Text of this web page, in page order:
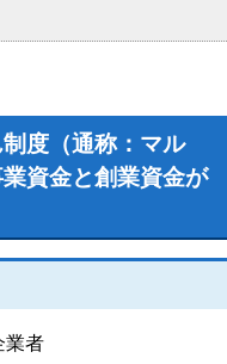
度（通称：マル
資金と創業資金が
業者